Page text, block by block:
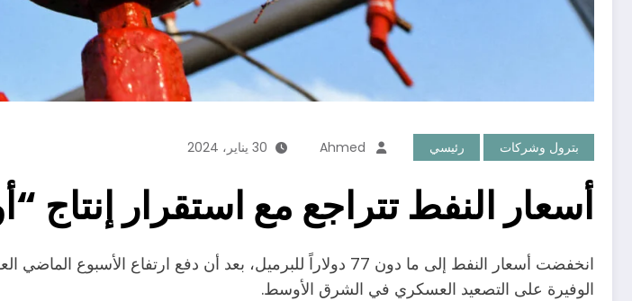
بترول وشركات رئيسي Ahmed 30 يناير، 2024
أسعار النفط تتراجع مع استقرار إنتاج
انخفضت أسعار النفط إلى ما دون 77 دولاراً للبرميل، بعد أن دفع
الوفيرة على التصعيد العسكري في الشرق الأوسط.